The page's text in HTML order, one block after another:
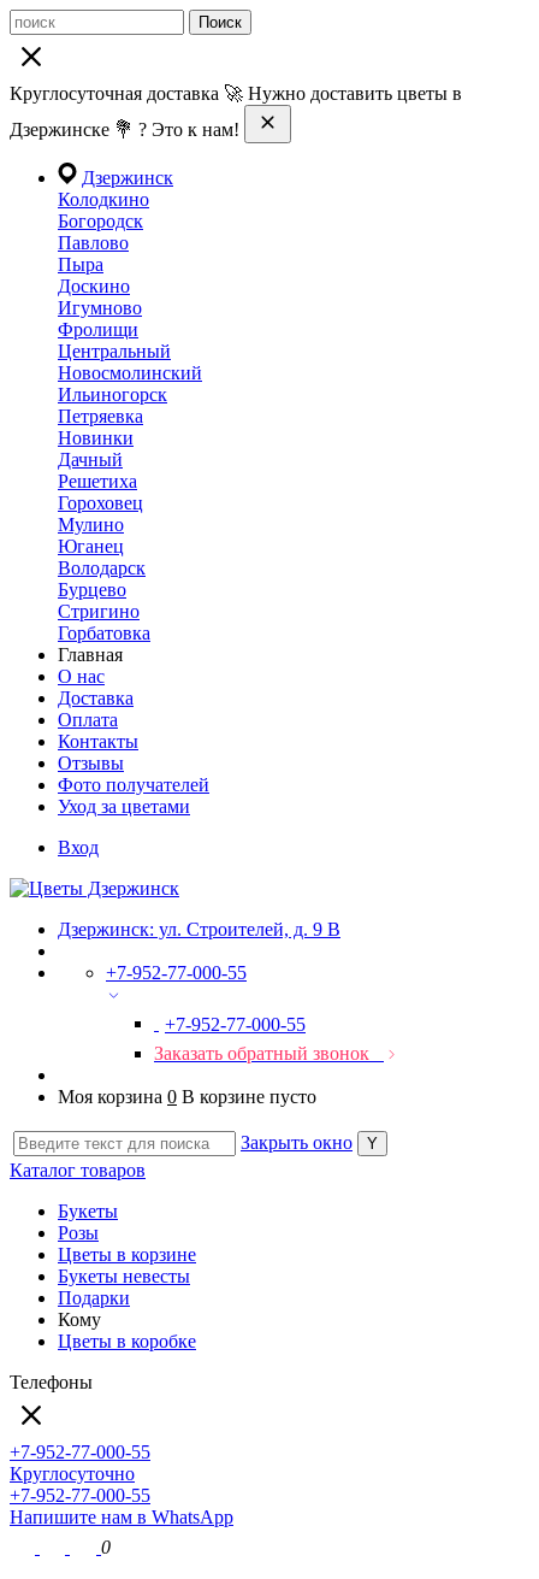
Поиск
Круглосуточная доставка 🚀 Нужно доставить цветы в
Дзержинске 💐 ? Это к нам!
Дзержинск
Колодкино
Богородск
Павлово
Пыра
Доскино
Игумново
Фролищи
Центральный
Новосмолинский
Ильиногорск
Петряевка
Новинки
Дачный
Решетиха
Гороховец
Мулино
Юганец
Володарск
Бурцево
Стригино
Горбатовка
Главная
О нас
Доставка
Оплата
Контакты
Отзывы
Фото получателей
Уход за цветами
Вход
Дзержинск: ул. Строителей, д. 9 В
+7-952-77-000-55
+7-952-77-000-55
Заказать обратный звонок
Моя корзина 0 В корзине пусто
Закрыть окно
Каталог товаров
Букеты
Розы
Цветы в корзине
Букеты невесты
Подарки
Кому
Цветы в коробке
Телефоны
+7-952-77-000-55
Круглосуточно
+7-952-77-000-55
Напишите нам в WhatsApp
0